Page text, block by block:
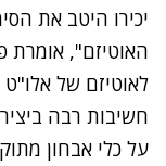
יכירו היטב את
האוטיזם", אומרת
לאוטיזם של אלו"ט
חשיבות רבה
על כלי אבחון